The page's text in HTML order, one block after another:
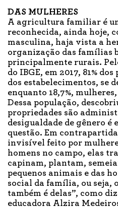
DAS MULHERES
A agricultura familiar é
reconhecida, ainda hoje,
masculina, haja vista a
organização das famílias
principalmente rurais.
do IBGE, em 2017, 81%
dos estabelecimentos, se
enquanto 18,7%,
Dessa população,
propriedades são
desigualdade de gênero
questão. Em
invisível feito por
homens no campo, elas
capinam, plantam,
pequenos animais e das
social da família, ou seja,
também é delas”, como
educadora Alzira